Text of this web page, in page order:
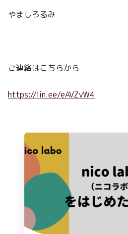
やましろるみ
ご連絡はこちらから
https://lin.ee/eAVZvW4